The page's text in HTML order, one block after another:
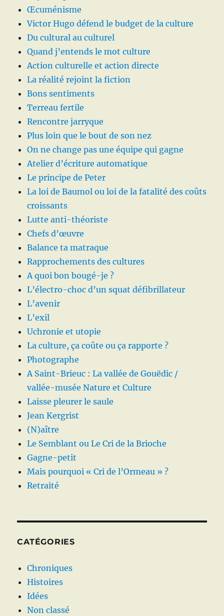
Œcuménisme
Victor Hugo défend le budget de la culture
Du cultural au culturel
Quand j’entends le mot culture
Action culturelle et action directe
La réalité rejoint la fiction
Bons sentiments
Terreau fertile
Rencontre jarryque
Plus loin que le bout de son nez
On ne change pas une équipe qui gagne
Atelier d’écriture automatique
Le principe de Peter
La loi de Baumol ou loi de la fatalité des coûts
croissants
Lutte anti-théoriste
Chefs d’œuvre
Balance ta matraque
Rapprochements des cultures
A quoi bon bougé-je ?
L’électro-choc d’un squat défibrillateur
L’avenir
L’exil
Uchronie et utopie
La culture, ça coûte ou ça rapporte ?
Photographe
A Saint-Brieuc : La vallée de Gouëdic /
vallée-musée Nature et Culture
Laisse pleurer le saule
Jean Kergrist
(N)aître
Le Semblant ou Le Cri de la Brioche
Gagne-petit
Mais pourquoi « Cri de l’Ormeau » ?
Retraité
CATÉGORIES
Chroniques
Histoires
Idées
Non classé